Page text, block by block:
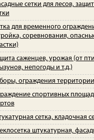
сетки для лесов,
для временного
соревнования,
саженцев, урожая (от
непогоды и т.д.)
ограждения территории
спортивных
сетка, кладочная
штукатурная,